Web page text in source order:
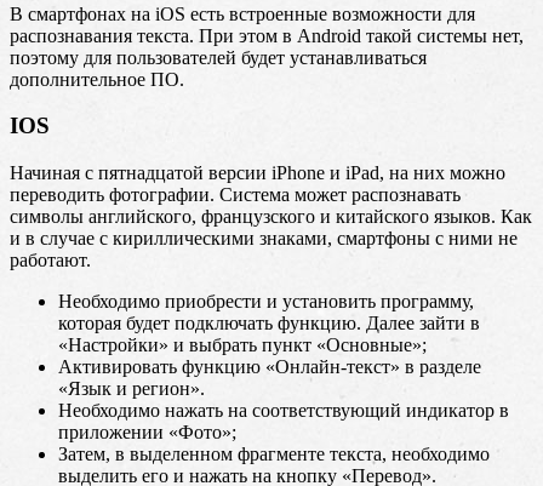
В смартфонах на iOS есть встроенные возможности для
распознавания текста. При этом в Android такой системы нет,
поэтому для пользователей будет устанавливаться
дополнительное ПО.
IOS
Начиная с пятнадцатой версии iPhone и iPad, на них можно
переводить фотографии. Система может распознавать
символы английского, французского и китайского языков. Как
и в случае с кириллическими знаками, смартфоны с ними не
работают.
Необходимо приобрести и установить программу,
которая будет подключать функцию. Далее зайти в
«Настройки» и выбрать пункт «Основные»;
Активировать функцию «Онлайн-текст» в разделе
«Язык и регион».
Необходимо нажать на соответствующий индикатор в
приложении «Фото»;
Затем, в выделенном фрагменте текста, необходимо
выделить его и нажать на кнопку «Перевод».